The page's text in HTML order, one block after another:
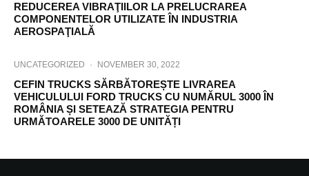
REDUCEREA VIBRAŢIILOR LA PRELUCRAREA
COMPONENTELOR UTILIZATE ÎN INDUSTRIA
AEROSPAŢIALĂ
UNCATEGORIZED · NOVEMBER 30, 2022
CEFIN TRUCKS SĂRBĂTOREȘTE LIVRAREA
VEHICULULUI FORD TRUCKS CU NUMĂRUL 3000 ÎN
ROMÂNIA ȘI SETEAZĂ STRATEGIA PENTRU
URMĂTOARELE 3000 DE UNITĂȚI